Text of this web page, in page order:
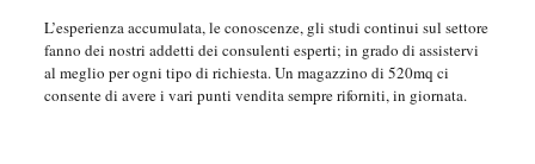
L’esperienza accumulata, le conoscenze, gli studi continui sul settore
fanno dei nostri addetti dei consulenti esperti; in grado di assistervi
al meglio per ogni tipo di richiesta. Un magazzino di 520mq ci
consente di avere i vari punti vendita sempre riforniti, in giornata.